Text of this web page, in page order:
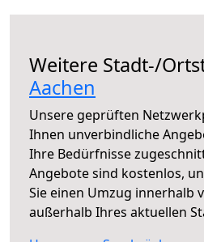
Weitere Stadt-/
Aachen
Unsere geprüften
Ihnen unverbindliche
Ihre Bedürfnisse
Angebote sind kostenlos,
Sie einen Umzug innerhalb
außerhalb Ihres aktuellen